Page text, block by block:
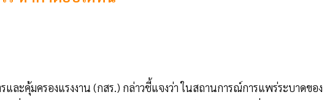
ะคุ้มครองแรงงาน (กสร.) กล่าวชี้แจงว่า ในสถานการณ์การแพร่ระบาดของ